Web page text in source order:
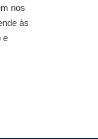
nos
às
e